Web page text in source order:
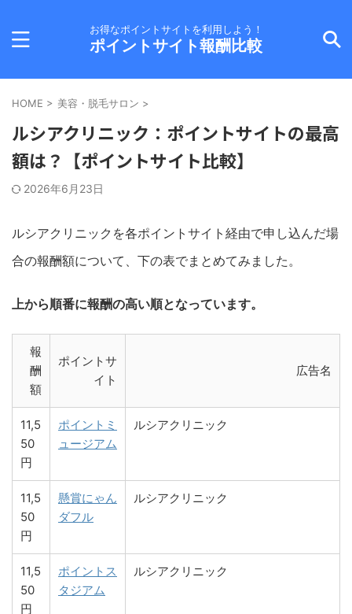
お得なポイントサイトを利用しよう！
ポイントサイト報酬比較
HOME > 美容・脱毛サロン >
ルシアクリニック：ポイントサイトの最高
額は？【ポイントサイト比較】
2026年6月23日
ルシアクリニックを各ポイントサイト経由で申し込んだ場
合の報酬額について、下の表でまとめてみました。
上から順番に報酬の高い順となっています。
報
酬
額
ポイントサ
イト
広告名
11,5
50
円
ポイントミ
ュージアム
ルシアクリニック
11,5
50
円
懸賞にゃん
ダフル
ルシアクリニック
11,5
50
円
ポイントス
タジアム
ルシアクリニック